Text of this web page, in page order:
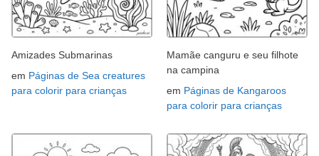
Amizades Submarinas
em Páginas de Sea creatures
para colorir para crianças
Mamãe canguru e seu filhote
na campina
em Páginas de Kangaroos
para colorir para crianças